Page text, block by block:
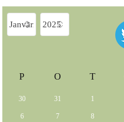
P O T
30 31 1
6 7 8